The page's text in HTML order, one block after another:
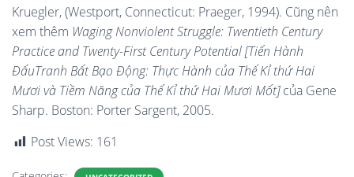
Kruegler, (Westport, Connecticut: Praeger, 1994). Cũng nên
xem thêm Waging Nonviolent Struggle: Twentieth Century
Practice and Twenty-First Century Potential [Tiến Hành
ĐấuTranh Bất Bạo Động: Thực Hành của Thế Kỉ thứ Hai
Mươi và Tiềm Năng của Thế Kỉ thứ Hai Mươi Mốt]của Gene
Sharp. Boston: Porter Sargent, 2005.
Post Views: 161